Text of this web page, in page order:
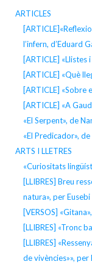
ARTICLES
l’infern, d’Eduard
[ARTICLE] «Llistes
[ARTICLE] «Què
[ARTICLE] «Sobre
[ARTICLE] «A
«El Serpent», de
«El Predicador»,
ARTS I LLETRES
«Curiositats
[LLIBRES] Breu
natura», per
[VERSOS]
[LLIBRES] «Tronc
[LLIBRES]
de vivències»»,